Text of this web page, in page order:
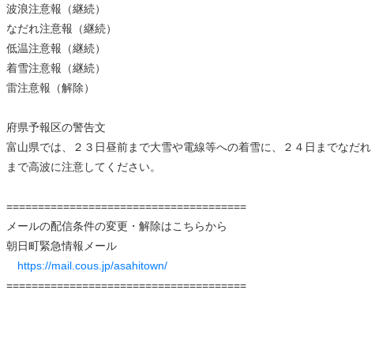
波浪注意報（継続）
なだれ注意報（継続）
低温注意報（継続）
着雪注意報（継続）
雷注意報（解除）
府県予報区の警告文
富山県では、２３日昼前まで大雪や電線等への着雪に、２４日までなだ
まで高波に注意してください。
======================================
メールの配信条件の変更・解除はこちらから
朝日町緊急情報メール
https://mail.cous.jp/asahitown/
======================================